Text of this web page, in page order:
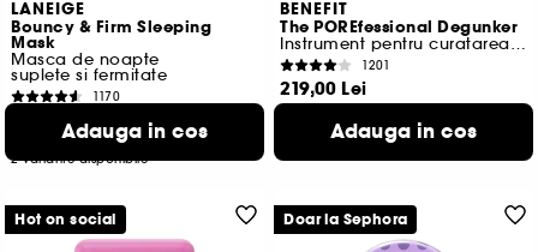
LANEIGE
Bouncy & Firm Sleeping
Mask
Masca de noapte
suplete si fermitate
1170
103,00 Lei
412,00 Lei /100ml
2 variante disponibile
Adauga in cos
BENEFIT
The POREfessional Degunker
Instrument pentru curatarea porilor
1201
219,00 Lei
995,45 Lei
Adauga in cos
Hot on social Doar la Sephora